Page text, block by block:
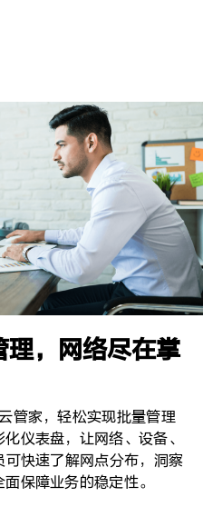
理，网络尽在掌
管家，轻松实现批量管理
仪表盘，让网络、设备、
快速了解网点分布，洞察
保障业务的稳定性。